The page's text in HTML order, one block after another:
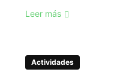
Leer más
Actividades